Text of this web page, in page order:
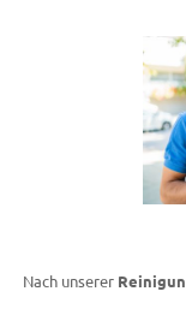
Nach unserer